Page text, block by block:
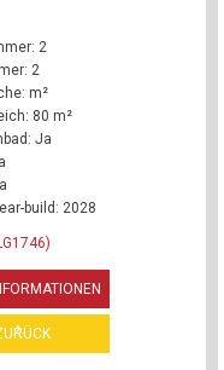
2
2
m²
80 m²
Ja
build: 2028